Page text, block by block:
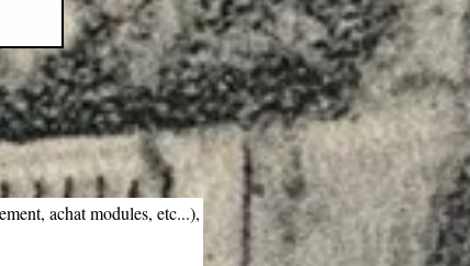
achat modules, etc...),